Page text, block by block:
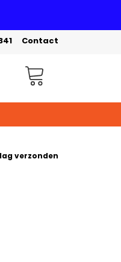
Contact
Winkelwagen
verzonden